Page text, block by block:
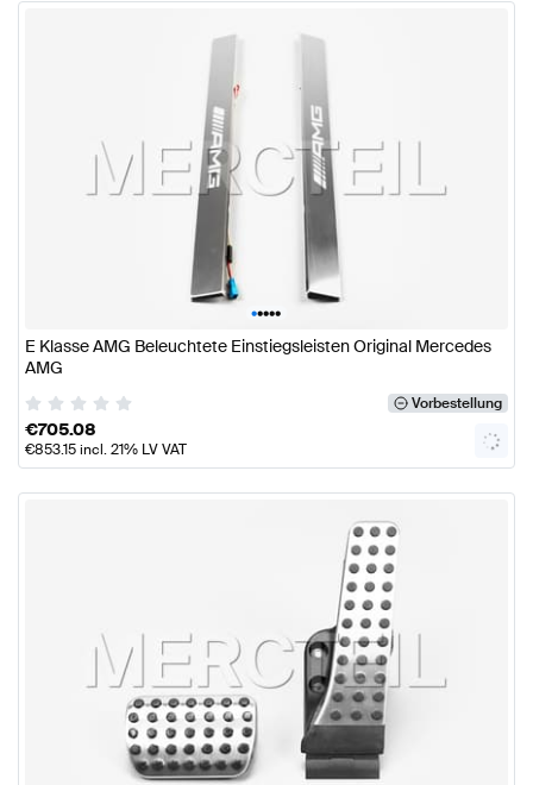
•••••
E Klasse AMG Beleuchtete Einstiegsleisten Original Mercedes
AMG
Vorbestellung
€705.08
€853.15incl. 21% LV VAT